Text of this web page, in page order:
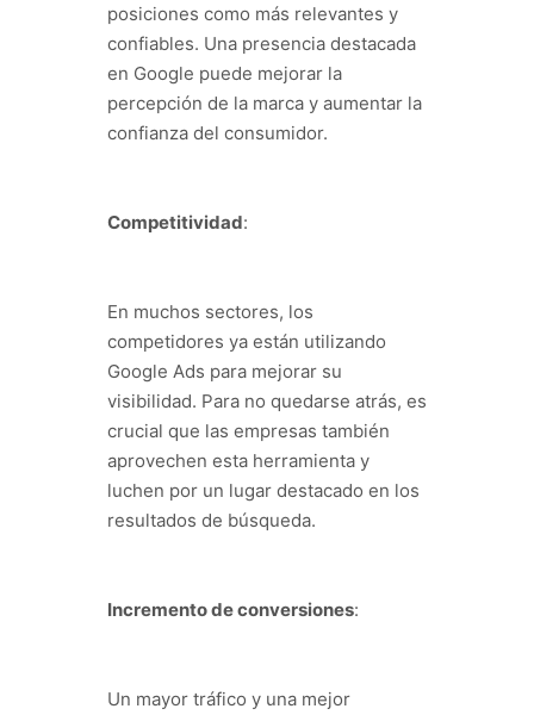
posiciones como más relevantes y
confiables. Una presencia destacada
en Google puede mejorar la
percepción de la marca y aumentar la
confianza del consumidor.
Competitividad:
En muchos sectores, los
competidores ya están utilizando
Google Ads para mejorar su
visibilidad. Para no quedarse atrás, es
crucial que las empresas también
aprovechen esta herramienta y
luchen por un lugar destacado en los
resultados de búsqueda.
Incremento de conversiones:
Un mayor tráfico y una mejor